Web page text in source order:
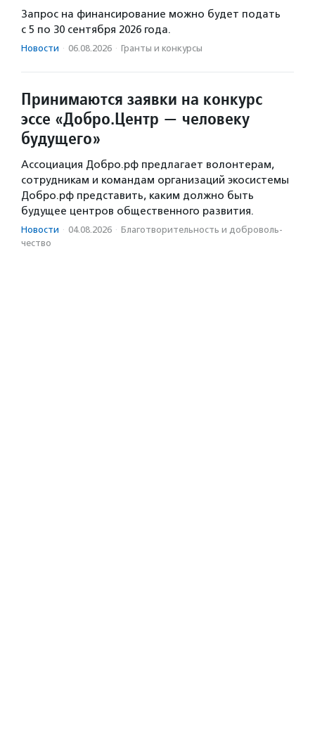
Запрос на финансирование можно будет подать
с 5 по 30 сентября 2026 года.
Новости · 06.08.2026 · Гранты и конкурсы
Принимаются заявки на конкурс
эссе «Добро.Центр — человеку
будущего»
Ассоциация Добро.рф предлагает волонтерам,
сотрудникам и командам организаций экосистемы
Добро.рф представить, каким должно быть
будущее центров общественного развития.
Новости · 04.08.2026 · Благотвори­тель­ность и доброволь­
чест­во